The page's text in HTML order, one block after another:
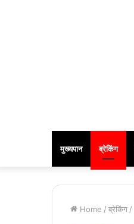
मुख्यपान ब्रेकिंग
Home / ब्रेकिंग /